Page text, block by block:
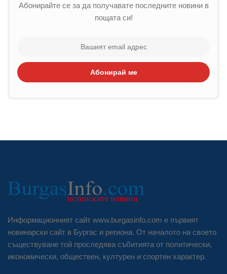
Абонирайте се за да получавате последните новини в
пощата си!
Абонирай ме
Информационният сайт www.burgasinfo.com е първият
новинарски сайт в Бургас и региона. От началото на своето
съществуване той проследява събитията от политически,
икономически, обществен, културен и спортен характер.